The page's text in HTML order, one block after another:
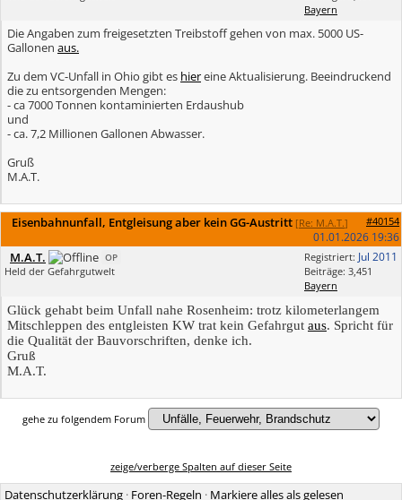
Bayern
Die Angaben zum freigesetzten Treibstoff gehen von max. 5000 US-
Gallonen aus.
Zu dem VC-Unfall in Ohio gibt es hiereine Aktualisierung. Beeindruckend
die zu entsorgenden Mengen:
- ca 7000 Tonnen kontaminierten Erdaushub
und
- ca. 7,2 Millionen Gallonen Abwasser.
Gruß
M.A.T.
Eisenbahnunfall, Entgleisung aber kein GG-Austritt [Re: M.A.T.] #40154
01.01.2026 19:36
Registriert: Jul 2011
Beiträge: 3,451
Bayern
M.A.T. OP
Held der Gefahrgutwelt
Glück gehabt beim Unfall nahe Rosenheim: trotz kilometerlangem
Mitschleppen des entgleisten KW trat kein Gefahrgut aus. Spricht für
die Qualität der Bauvorschriften, denke ich.
Gruß
M.A.T.
gehe zu folgendem Forum
zeige/verberge Spalten auf dieser Seite
Datenschutzerklärung · Foren-Regeln · Markiere alles als gelesen